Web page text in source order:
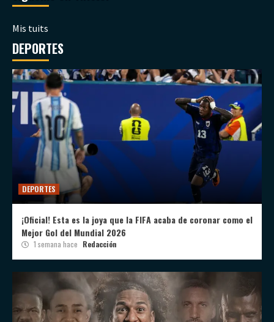
Mis tuits
DEPORTES
DEPORTES
¡Oficial! Esta es la joya que la FIFA acaba de coronar como el
Mejor Gol del Mundial 2026
1 semana hace Redacción